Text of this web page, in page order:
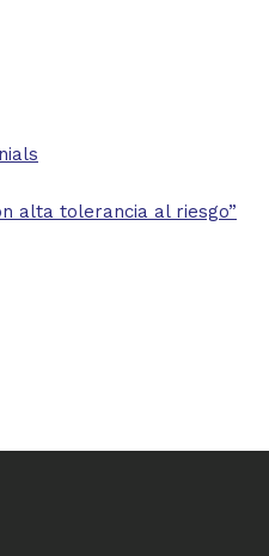
alta tolerancia al riesgo”